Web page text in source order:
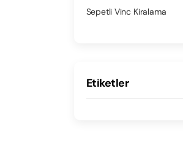
Sepetli Vinc Kiralama
Etiketler